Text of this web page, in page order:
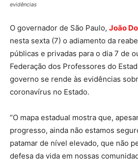
evidências
O governador de São Paulo, João
nesta sexta (7) o adiamento da
públicas e privadas para o dia 7 de
Federação dos Professores do
governo se rende às evidências
coronavírus no Estado.
“O mapa estadual mostra que,
progresso, ainda não estamos
patamar de nível elevado, que não
defesa da vida em nossas